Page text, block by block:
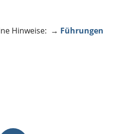
Hinweise: → Führungen